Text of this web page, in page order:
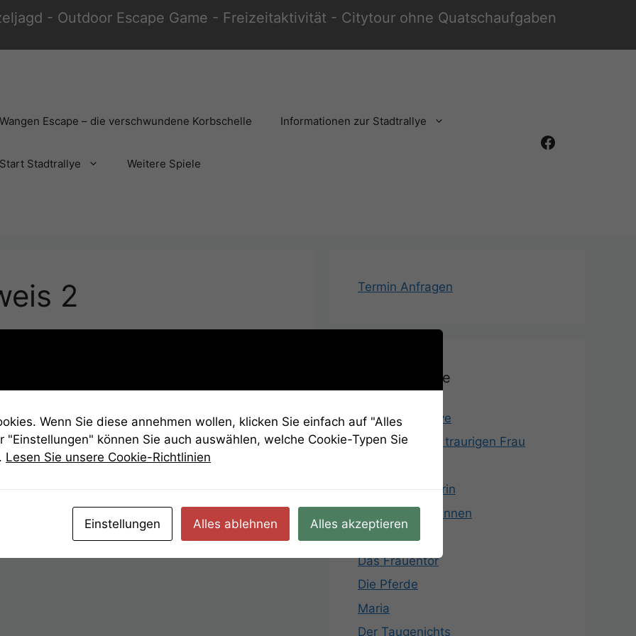
- Outdoor Escape Game - Freizeitaktivität - Citytour ohne Quatschaufgaben
Wangen Escape – die verschwundene Korbschelle Informationen zur Stadtrallye
Start Stadtrallye Weitere Spiele
Facebook
2 Termin Anfragen
Aufgabenliste
Start Stadtrallye
Das Rätsel der traurigen Frau
Die Cellospielerin
Der Martinsbrunnen
Mariensäule
Das Frauentor
Die Pferde
Maria
Der Taugenichts
Wenn Sie diese annehmen wollen, klicken Sie einfach auf "Alles
"Einstellungen" können Sie auch auswählen, welche Cookie-Typen Sie
Lesen Sie unsere Cookie-Richtlinien
Einstellungen Alles ablehnen Alles akzeptieren